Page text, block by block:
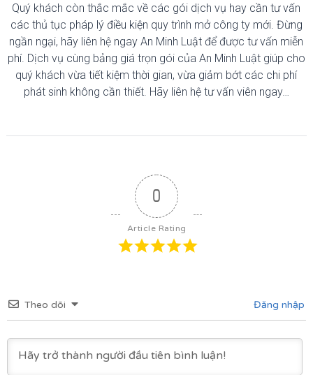
Quý khách còn thắc mắc về các gói dịch vụ hay cần tư vấn
các thủ tục pháp lý điều kiện quy trình mở công ty mới. Đừng
ngần ngại, hãy liên hệ ngay An Minh Luật để được tư vấn miễn
phí. Dịch vụ cùng bảng giá trọn gói của An Minh Luật giúp cho
quý khách vừa tiết kiệm thời gian, vừa giảm bớt các chi phí
phát sinh không cần thiết. Hãy liên hệ tư vấn viên ngay…
0
Article Rating
Theo dõi Đăng nhập